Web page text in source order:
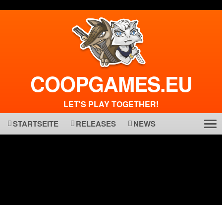
COOPGAMES.EU
LET'S PLAY TOGETHER!
STARTSEITE RELEASES NEWS